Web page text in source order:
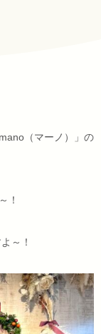
（マーノ）」の
！
～！